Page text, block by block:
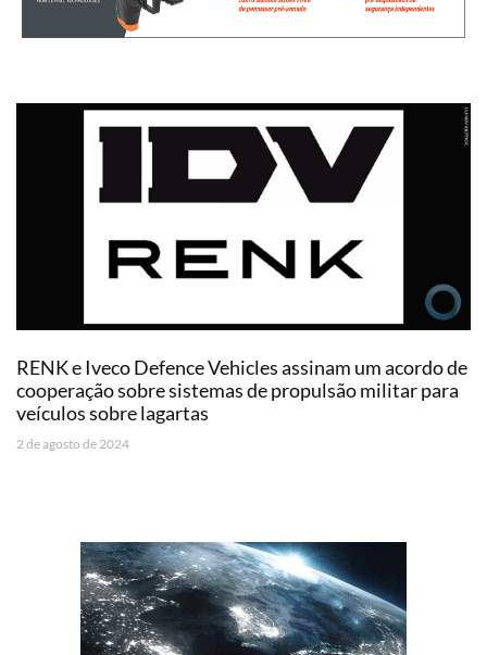
RENK e Iveco Defence Vehicles assinam um acordo de
cooperação sobre sistemas de propulsão militar para
veículos sobre lagartas
2 de agosto de 2024